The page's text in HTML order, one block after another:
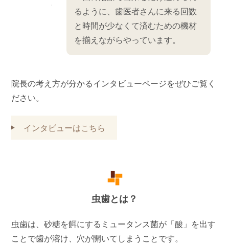
るように、歯医者さんに来る回数
と時間が少なくて済むための機材
を揃えながらやっています。
院長の考え方が分かるインタビューページをぜひご覧く
ださい。
インタビューはこちら
虫歯とは？
虫歯は、砂糖を餌にするミュータンス菌が「酸」を出す
ことで歯が溶け、穴が開いてしまうことです。